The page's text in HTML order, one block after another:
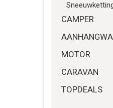
CAMPER
MOTOR
CARAVAN
TOPDEALS